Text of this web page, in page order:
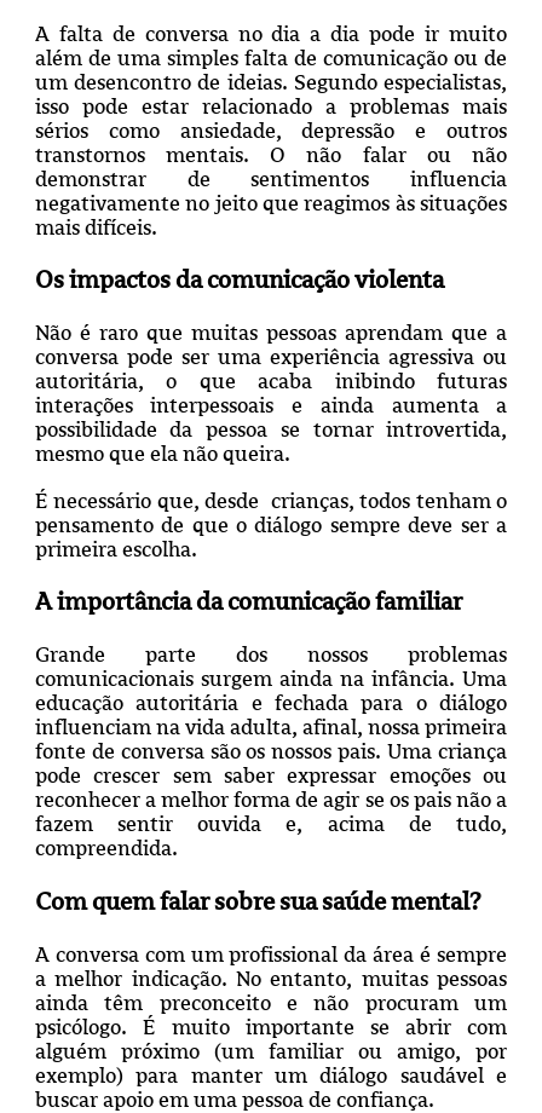
A falta de conversa no dia a dia pode ir muito
além de uma simples falta de comunicação ou de
um desencontro de ideias. Segundo especialistas,
isso pode estar relacionado a problemas mais
sérios como ansiedade, depressão e outros
transtornos mentais. O não falar ou não
demonstrar de sentimentos influencia
negativamente no jeito que reagimos às situações
mais difíceis.
Os impactos da comunicação violenta
Não é raro que muitas pessoas aprendam que a
conversa pode ser uma experiência agressiva ou
autoritária, o que acaba inibindo futuras
interações interpessoais e ainda aumenta a
possibilidade da pessoa se tornar introvertida,
mesmo que ela não queira.
É necessário que, desde crianças, todos tenham o
pensamento de que o diálogo sempre deve ser a
primeira escolha.
A importância da comunicação familiar
Grande parte dos nossos problemas
comunicacionais surgem ainda na infância. Uma
educação autoritária e fechada para o diálogo
influenciam na vida adulta, afinal, nossa primeira
fonte de conversa são os nossos pais. Uma criança
pode crescer sem saber expressar emoções ou
reconhecer a melhor forma de agir se os pais não a
fazem sentir ouvida e, acima de tudo,
compreendida.
Com quem falar sobre sua saúde mental?
A conversa com um profissional da área é sempre
a melhor indicação. No entanto, muitas pessoas
ainda têm preconceito e não procuram um
psicólogo. É muito importante se abrir com
alguém próximo (um familiar ou amigo, por
exemplo) para manter um diálogo saudável e
buscar apoio em uma pessoa de confiança.